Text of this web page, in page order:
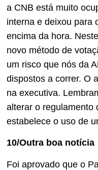
a CNB está muito
interna e deixou para
encima da hora.
novo método de
um risco que nós da
dispostos a correr. O
na executiva.
alterar o regulamento
estabelece o uso de
10/Outra boa notícia
Foi aprovado que o